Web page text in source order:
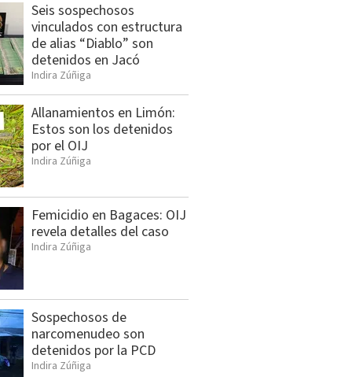
Seis sospechosos
vinculados con estructura
de alias “Diablo” son
detenidos en Jacó
Indira Zúñiga
Allanamientos en Limón:
Estos son los detenidos
por el OIJ
Indira Zúñiga
Femicidio en Bagaces: OIJ
revela detalles del caso
Indira Zúñiga
Sospechosos de
narcomenudeo son
detenidos por la PCD
Indira Zúñiga